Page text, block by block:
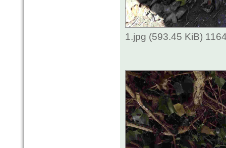
1.jpg (593.45 KiB)